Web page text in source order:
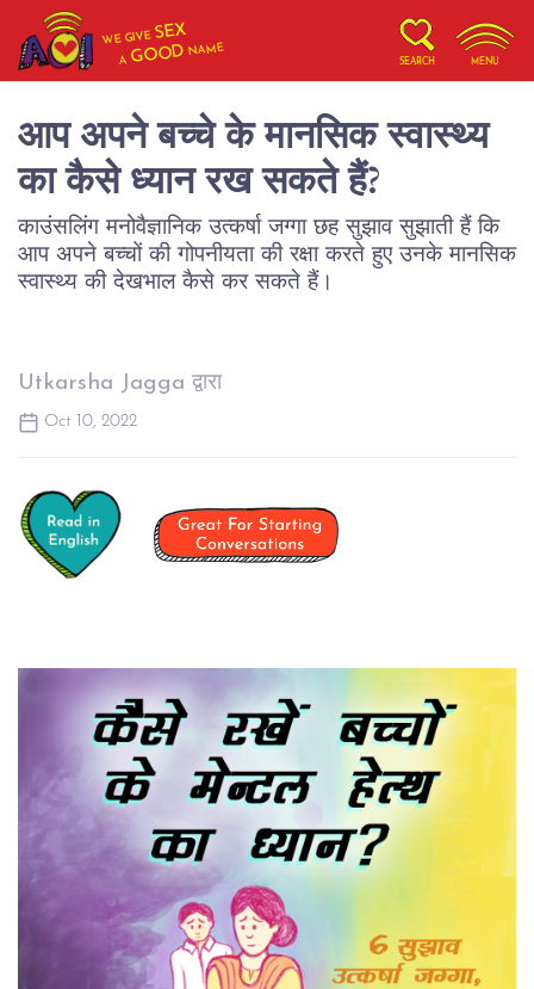
WE GIVESEX
AGOOD NAME
SEARCH MENU
आप अपने बच्चे के मानसिक स्वास्थ्य
का कैसे ध्यान रख सकते हैं?
काउंसलिंग मनोवैज्ञानिक उत्कर्षा जग्गा छह सुझाव सुझाती हैं कि
आप अपने बच्चों की गोपनीयता की रक्षा करते हुए उनके मानसिक
स्वास्थ्य की देखभाल कैसे कर सकते हैं।
Utkarsha Jagga द्वारा
Oct 10, 2022